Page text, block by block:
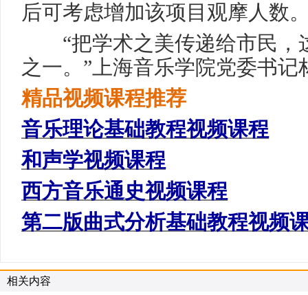
后可考虑增加该项目观摩人数
“把学术之美传递给市民，
之一。”上海音乐学院党委书记
精品视频课程推荐
音乐理论基础教程视频课程
和声学视频课程
西方音乐通史视频课程
第二版曲式分析基础教程视频
相关内容